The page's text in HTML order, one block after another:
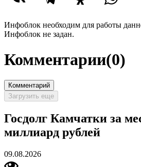
Инфоблок необходим для работы
Инфоблок не задан.
Комментарии(0)
Комментарий
Загрузить еще
Госдолг Камчатки за
миллиард рублей
09.08.2026